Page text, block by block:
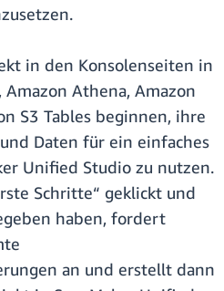
in den Konsolenseiten in
Amazon Athena, Amazon
S3 Tables beginnen, ihre
Daten für ein einfaches
Unified Studio zu nutzen.
Schritte“ geklickt und
haben, fordert
an und erstellt dann